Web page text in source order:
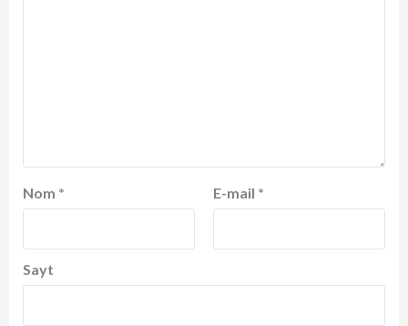
Nom * E-mail *
Sayt